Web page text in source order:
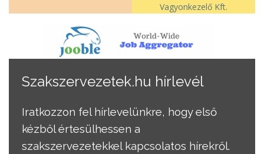
Vagyonkezelő Kft.
Szakszervezetek.hu hírlevél
Iratkozzon fel hírlevelünkre, hogy első
kézből értesülhessen a
szakszervezetekkel kapcsolatos hírekről.